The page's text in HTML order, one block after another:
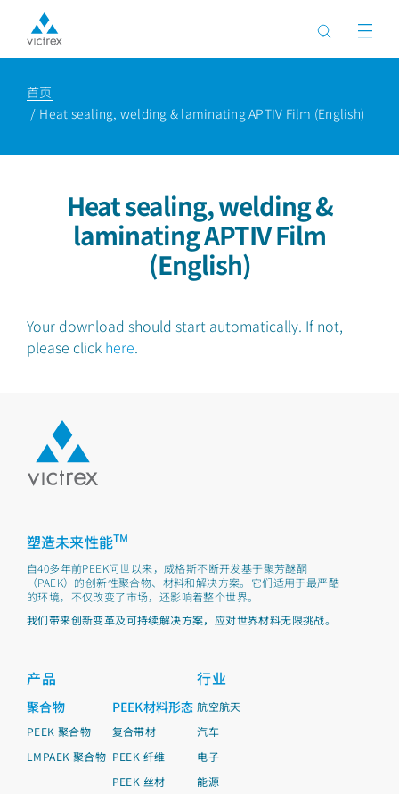
首页
Heat sealing, welding & laminating APTIV Film (English)
Heat sealing, welding &
laminating APTIV Film
(English)
Your download should start automatically. If not,
please click here.
塑造未来性能TM
自40多年前PEEK问世以来，威格斯不断开发基于聚芳醚酮
（PAEK）的创新性聚合物、材料和解决方案。它们适用于最严酷
的环境，不仅改变了市场，还影响着整个世界。
我们带来创新变革及可持续解决方案，应对世界材料无限挑战。
产品
聚合物
PEEK 聚合物
LMPAEK 聚合物
PEEK材料形态
复合带材
PEEK 纤维
PEEK 丝材
行业
航空航天
汽车
电子
能源